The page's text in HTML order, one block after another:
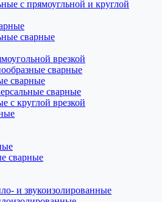
с прямоугльной и круглой
сварные
врезкой
сварные
сварные
сварные
с круглой врезкой
сварные
и звукоизолированные